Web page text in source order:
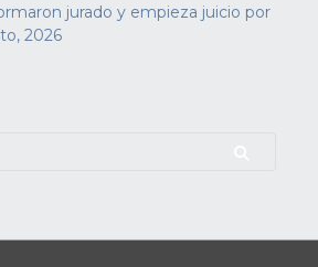
jurado y empieza juicio por
2026